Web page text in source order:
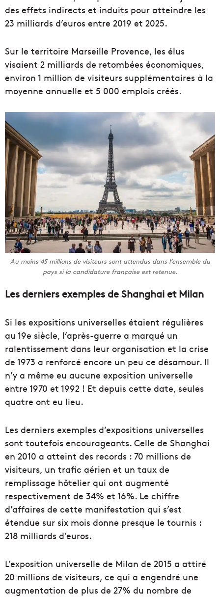
des effets indirects et induits pour atteindre les
23 milliards d’euros entre 2019 et 2025.
Sur le territoire Marseille Provence, les élus
visaient 2 milliards de retombées économiques,
environ 1 million de visiteurs supplémentaires à la
moyenne annuelle et 5 000 emplois créés.
Au moins 45 millions de visiteurs sont attendus dans l’ensemble du
pays si la candidature française est retenue.
Les derniers exemples de Shanghai et Milan
Si les expositions universelles étaient régulières
au 19e siècle, l’après-guerre a marqué un
ralentissement dans leur organisation et la crise
de 1973 a renforcé encore un peu ce désamour. Il
n’y a même eu aucune exposition universelle
entre 1970 et 1992 ! Et depuis cette date, seules
quatre ont eu lieu.
Les derniers exemples d’expositions universelles
sont toutefois encourageants. Celle de Shanghai
en 2010 a atteint des records : 70 millions de
visiteurs, un trafic aérien et un taux de
remplissage hôtelier qui ont augmenté
respectivement de 34% et 16%. Le chiffre
d’affaires de cette manifestation qui s’est
étendue sur six mois donne presque le tournis :
218 milliards d’euros.
L’exposition universelle de Milan de 2015 a attiré
20 millions de visiteurs, ce qui a engendré une
augmentation de plus de 27% du nombre de